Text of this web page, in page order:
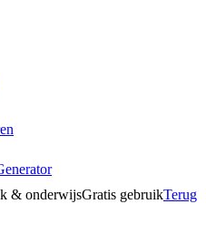
& onderwijsGratis gebruikTerug